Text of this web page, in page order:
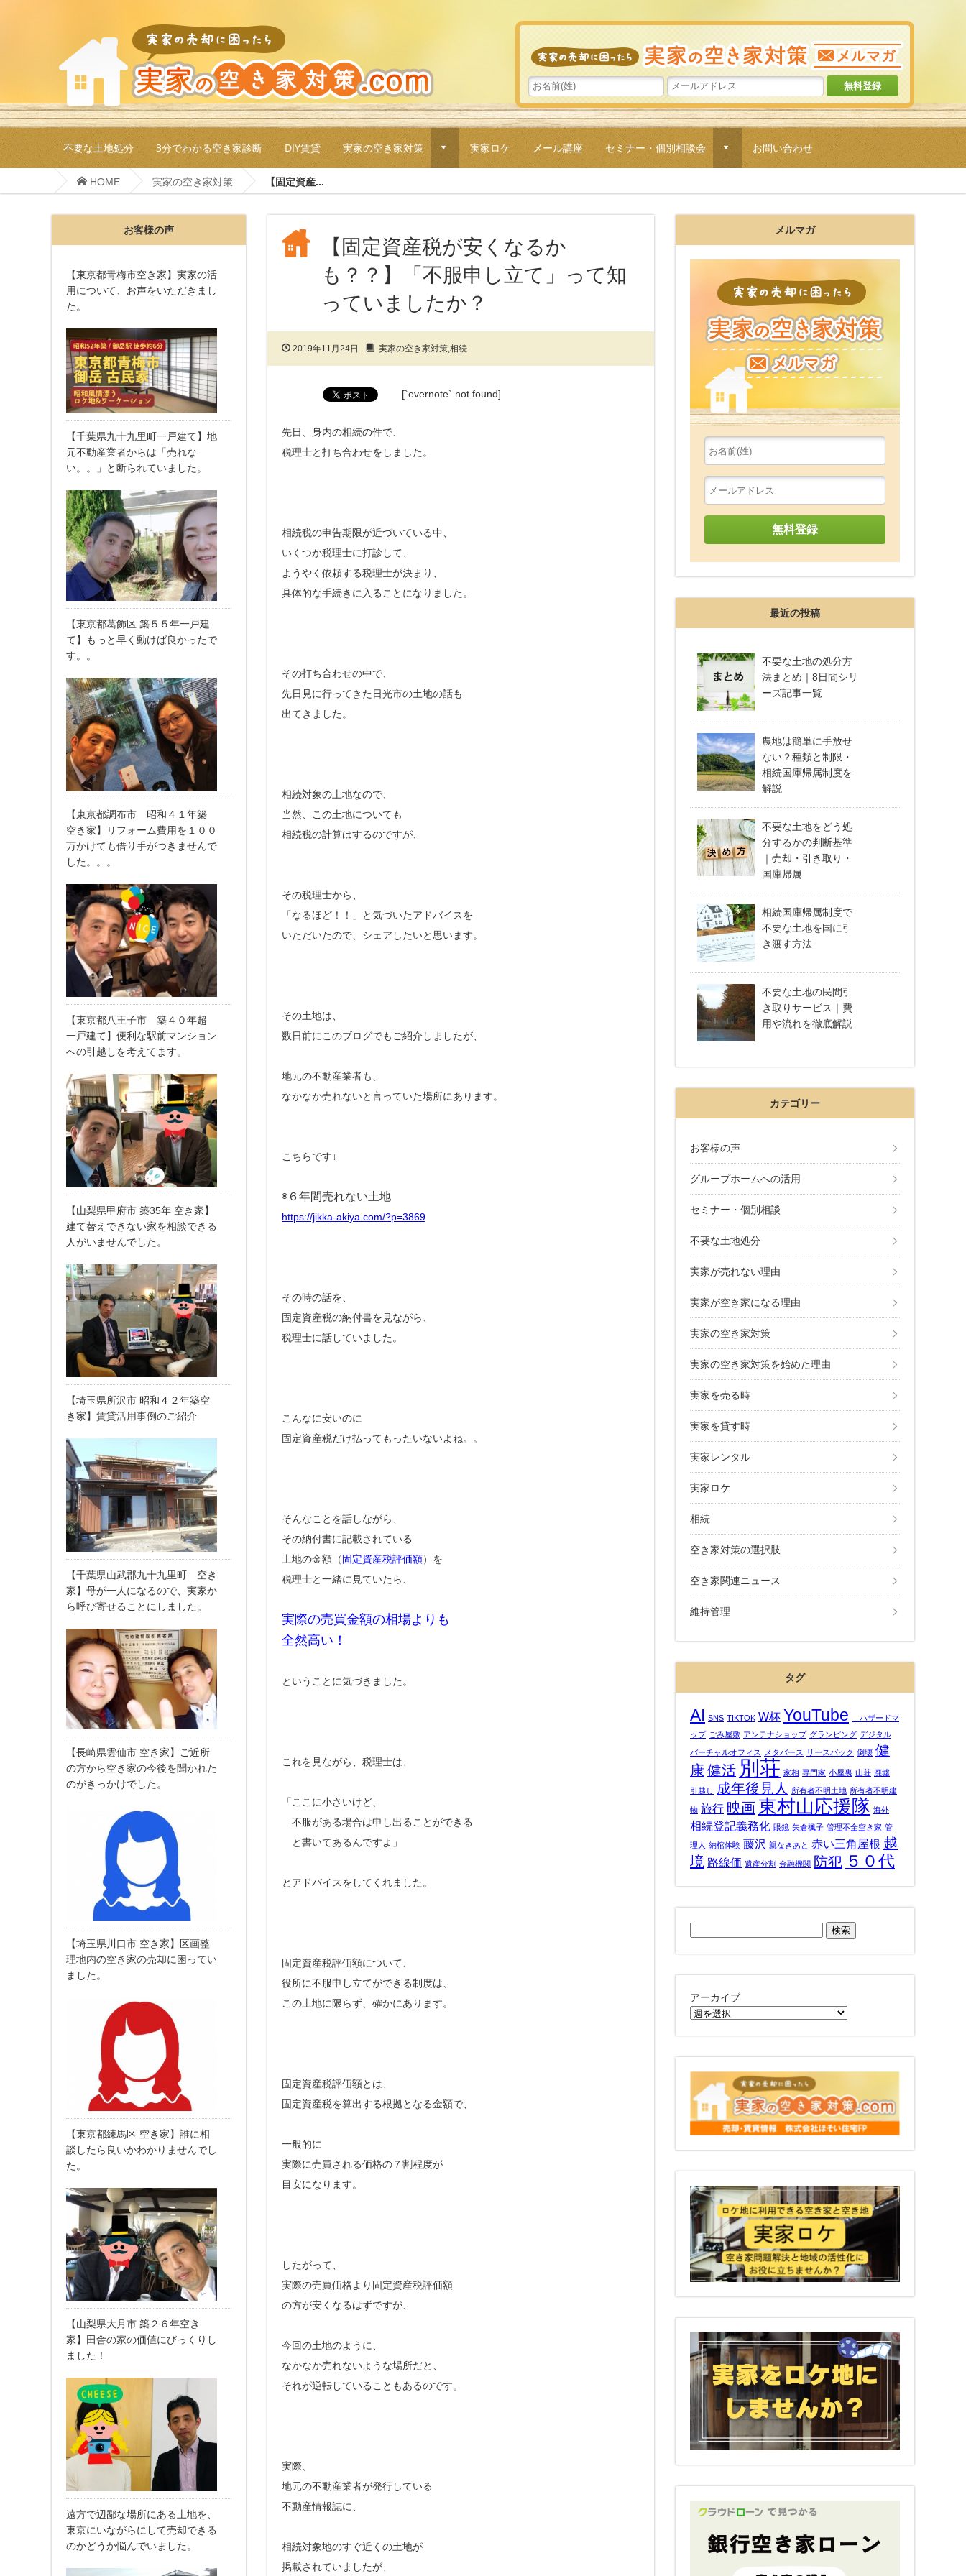
不要な土地処分 3分でわかる空き家診断 DIY賃貸 実家の空き家対策 d 実家ロケ メール講座 セミナー・個別相談会 d お問い合わせ
HOME 実家の空き家対策 【固定資産...
【固定資産税が安くなるか
も？？】「不服申し立て」って知
っていましたか？
2019年11月24日 実家の空き家対策,相続
[`evernote` not found]
先日、身内の相続の件で、
税理士と打ち合わせをしました。
相続税の申告期限が近づいている中、
いくつか税理士に打診して、
ようやく依頼する税理士が決まり、
具体的な手続きに入ることになりました。
その打ち合わせの中で、
先日見に行ってきた日光市の土地の話も
出てきました。
相続対象の土地なので、
当然、この土地についても
相続税の計算はするのですが、
その税理士から、
「なるほど！！」と気づいたアドバイスを
いただいたので、シェアしたいと思います。
その土地は、
数日前にこのブログでもご紹介しましたが、
地元の不動産業者も、
なかなか売れないと言っていた場所にあります。
こちらです↓
◉６年間売れない土地
https://jikka-akiya.com/?p=3869
その時の話を、
固定資産税の納付書を見ながら、
税理士に話していました。
こんなに安いのに
固定資産税だけ払ってもったいないよね。。
そんなことを話しながら、
その納付書に記載されている
土地の金額（固定資産税評価額）を
税理士と一緒に見ていたら、
実際の売買金額の相場よりも
全然高い！
ということに気づきました。
これを見ながら、税理士は、
「ここに小さいけど、
不服がある場合は申し出ることができる
と書いてあるんですよ」
とアドバイスをしてくれました。
固定資産税評価額について、
役所に不服申し立てができる制度は、
この土地に限らず、確かにあります。
固定資産税評価額とは、
固定資産税を算出する根拠となる金額で、
一般的に
実際に売買される価格の７割程度が
目安になります。
したがって、
実際の売買価格より固定資産税評価額
の方が安くなるはずですが、
今回の土地のように、
なかなか売れないような場所だと、
それが逆転していることもあるのです。
実際、
地元の不動産業者が発行している
不動産情報誌に、
相続対象地のすぐ近くの土地が
掲載されていましたが、
お客様の声
【東京都青梅市空き家】実家の活
用について、お声をいただきまし
た。
【千葉県九十九里町一戸建て】地
元不動産業者からは「売れな
い。。」と断られていました。
【東京都葛飾区 築５５年一戸建
て】もっと早く動けば良かったで
す。。
【東京都調布市 昭和４１年築
空き家】リフォーム費用を１００
万かけても借り手がつきませんで
した。。。
【東京都八王子市 築４０年超
一戸建て】便利な駅前マンション
への引越しを考えてます。
【山梨県甲府市 築35年 空き家】
建て替えできない家を相談できる
人がいませんでした。
【埼玉県所沢市 昭和４２年築空
き家】賃貸活用事例のご紹介
【千葉県山武郡九十九里町 空き
家】母が一人になるので、実家か
ら呼び寄せることにしました。
【長崎県雲仙市 空き家】ご近所
の方から空き家の今後を聞かれた
のがきっかけでした。
【埼玉県川口市 空き家】区画整
理地内の空き家の売却に困ってい
ました。
【東京都練馬区 空き家】誰に相
談したら良いかわかりませんでし
た。
【山梨県大月市 築２６年空き
家】田舎の家の価値にびっくりし
ました！
遠方で辺鄙な場所にある土地を、
東京にいながらにして売却できる
のかどうか悩んでいました。
メルマガ
最近の投稿
不要な土地の処分方
法まとめ｜8日間シリ
ーズ記事一覧
農地は簡単に手放せ
ない？種類と制限・
相続国庫帰属制度を
解説
不要な土地をどう処
分するかの判断基準
｜売却・引き取り・
国庫帰属
相続国庫帰属制度で
不要な土地を国に引
き渡す方法
不要な土地の民間引
き取りサービス｜費
用や流れを徹底解説
カテゴリー
お客様の声
グループホームへの活用
セミナー・個別相談
不要な土地処分
実家が売れない理由
実家が空き家になる理由
実家の空き家対策
実家の空き家対策を始めた理由
実家を売る時
実家を貸す時
実家レンタル
実家ロケ
相続
空き家対策の選択肢
空き家関連ニュース
維持管理
タグ
AI SNS TIKTOK W杯 YouTube
ハザードマ
ップ ごみ屋敷 アンテナショップ グランピング デジタル
バーチャルオフィス メタバース リースバック 倒壊 健
康 健活 別荘 家相 専門家 小屋裏 山荘 廃墟
引越し 成年後見人 所有者不明土地 所有者不明建
物 旅行 映画 東村山応援隊 海外
相続登記義務化 眼鏡 矢倉楓子 管理不全空き家 管
理人 納棺体験 藤沢 親なきあと 赤い三角屋根 越
境 路線価 遺産分割 金融機関 防犯 ５０代
アーカイブ